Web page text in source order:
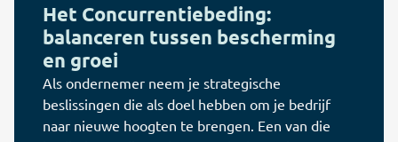
Het Concurrentiebeding:
balanceren tussen bescherming
en groei
Als ondernemer neem je strategische
beslissingen die als doel hebben om je bedrijf
naar nieuwe hoogten te brengen. Een van die